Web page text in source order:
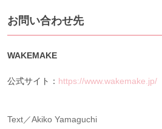
お問い合わせ先
WAKEMAKE
公式サイト： https://www.wakemake.jp/
Text／Akiko Yamaguchi